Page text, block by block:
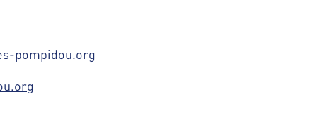
pompidou.org